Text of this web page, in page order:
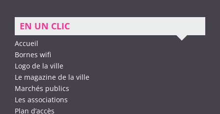
EN UN CLIC
Accueil
Bornes wifi
Logo de la ville
Le magazine de la ville
Marchés publics
Les associations
Plan d’accès